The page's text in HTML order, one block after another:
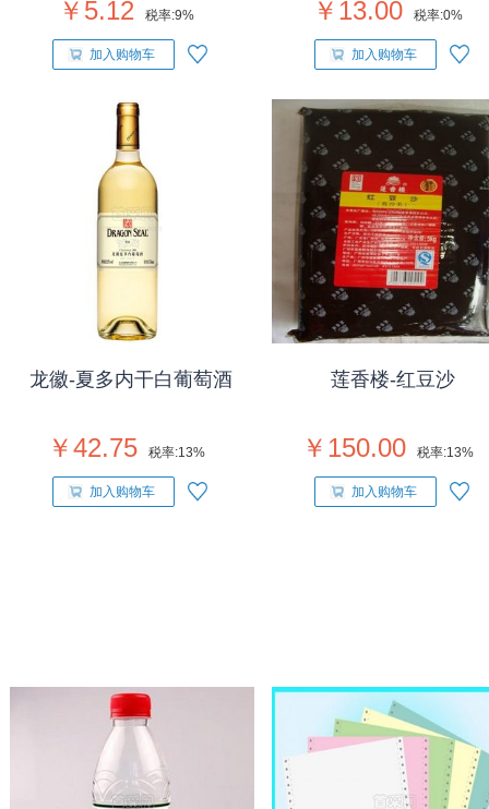
￥5.12 税率:9%
加入购物车
￥13.00 税率:0%
加入购物车
龙徽-夏多内干白葡萄酒
￥42.75 税率:13%
加入购物车
莲香楼-红豆沙
￥150.00 税率:13%
加入购物车